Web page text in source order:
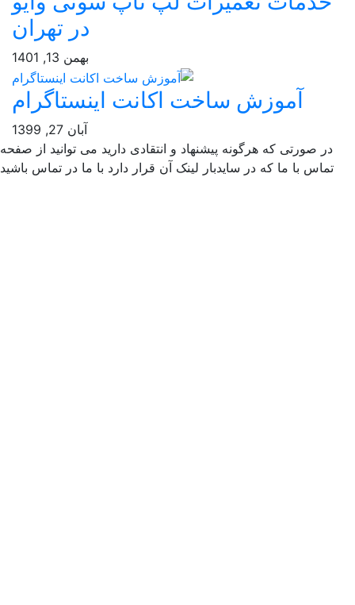
در تهران
بهمن 13, 1401
آموزش ساخت اکانت اینستاگرام
صورتی که هرگونه پیشنهاد و انتقادی دارید می توانید از صفحه
با ما که در سایدبار لینک آن قرار دارد با ما در تماس باشید